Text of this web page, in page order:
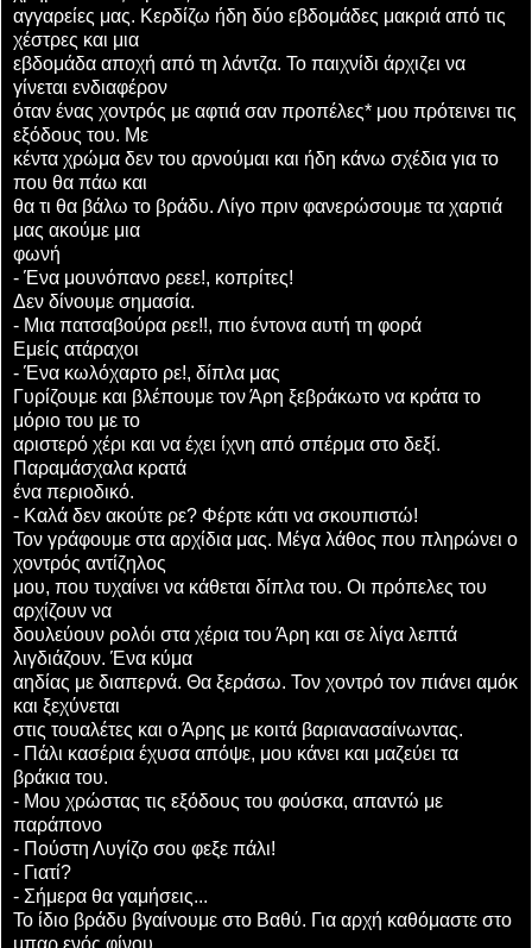
αγγαρείες μας. Κερδίζω ήδη δύο εβδομάδες μακριά από τις
χέστρες και μια
εβδομάδα αποχή από τη λάντζα. Το παιχνίδι άρχιζει να
γίνεται ενδιαφέρον
όταν ένας χοντρός με αφτιά σαν προπέλες* μου πρότεινει τις
εξόδους του. Με
κέντα χρώμα δεν του αρνούμαι και ήδη κάνω σχέδια για το
που θα πάω και
θα τι θα βάλω το βράδυ. Λίγο πριν φανερώσουμε τα χαρτιά
μας ακούμε μια
φωνή
- Ένα μουνόπανο ρεεε!, κοπρίτες!
Δεν δίνουμε σημασία.
- Μια πατσαβούρα ρεε!!, πιο έντονα αυτή τη φορά
Εμείς ατάραχοι
- Ένα κωλόχαρτο ρε!, δίπλα μας
Γυρίζουμε και βλέπουμε τον Άρη ξεβράκωτο να κράτα το
μόριο του με το
αριστερό χέρι και να έχει ίχνη από σπέρμα στο δεξί.
Παραμάσχαλα κρατά
ένα περιοδικό.
- Καλά δεν ακούτε ρε? Φέρτε κάτι να σκουπιστώ!
Τον γράφουμε στα αρχίδια μας. Μέγα λάθος που πληρώνει ο
χοντρός αντίζηλος
μου, που τυχαίνει να κάθεται δίπλα του. Οι πρόπελες του
αρχίζουν να
δουλεύουν ρολόι στα χέρια του Άρη και σε λίγα λεπτά
λιγδιάζουν. Ένα κύμα
αηδίας με διαπερνά. Θα ξεράσω. Τον χοντρό τον πιάνει αμόκ
και ξεχύνεται
στις τουαλέτες και ο Άρης με κοιτά βαριανασαίνωντας.
- Πάλι κασέρια έχυσα απόψε, μου κάνει και μαζεύει τα
βράκια του.
- Μου χρώστας τις εξόδους του φούσκα, απαντώ με
παράπονο
- Πούστη Λυγίζο σου φεξε πάλι!
- Γιατί?
- Σήμερα θα γαμήσεις...
Το ίδιο βράδυ βγαίνουμε στο Βαθύ. Για αρχή καθόμαστε στο
μπαρ ενός φίνου